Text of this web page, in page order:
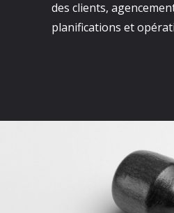
des clients,
planifications et